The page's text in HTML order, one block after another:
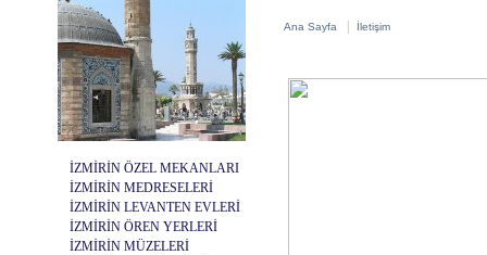
İZMİRİN ÖZEL MEKANLARI
İZMİRİN MEDRESELERİ
İZMİRİN LEVANTEN EVLERİ
İZMİRİN ÖREN YERLERİ
İZMİRİN MÜZELERİ
Ana Sayfa| İletişim